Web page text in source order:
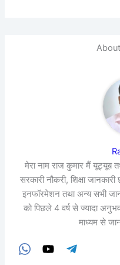
मेरा नाम राज कुमार मैं यूट्यूब
सरकारी नौकरी, शिक्षा जानकारी
इनफॉरमेशन तथा अन्य सभी
को पिछले 4 वर्ष से ज्यादा
माध्यम से